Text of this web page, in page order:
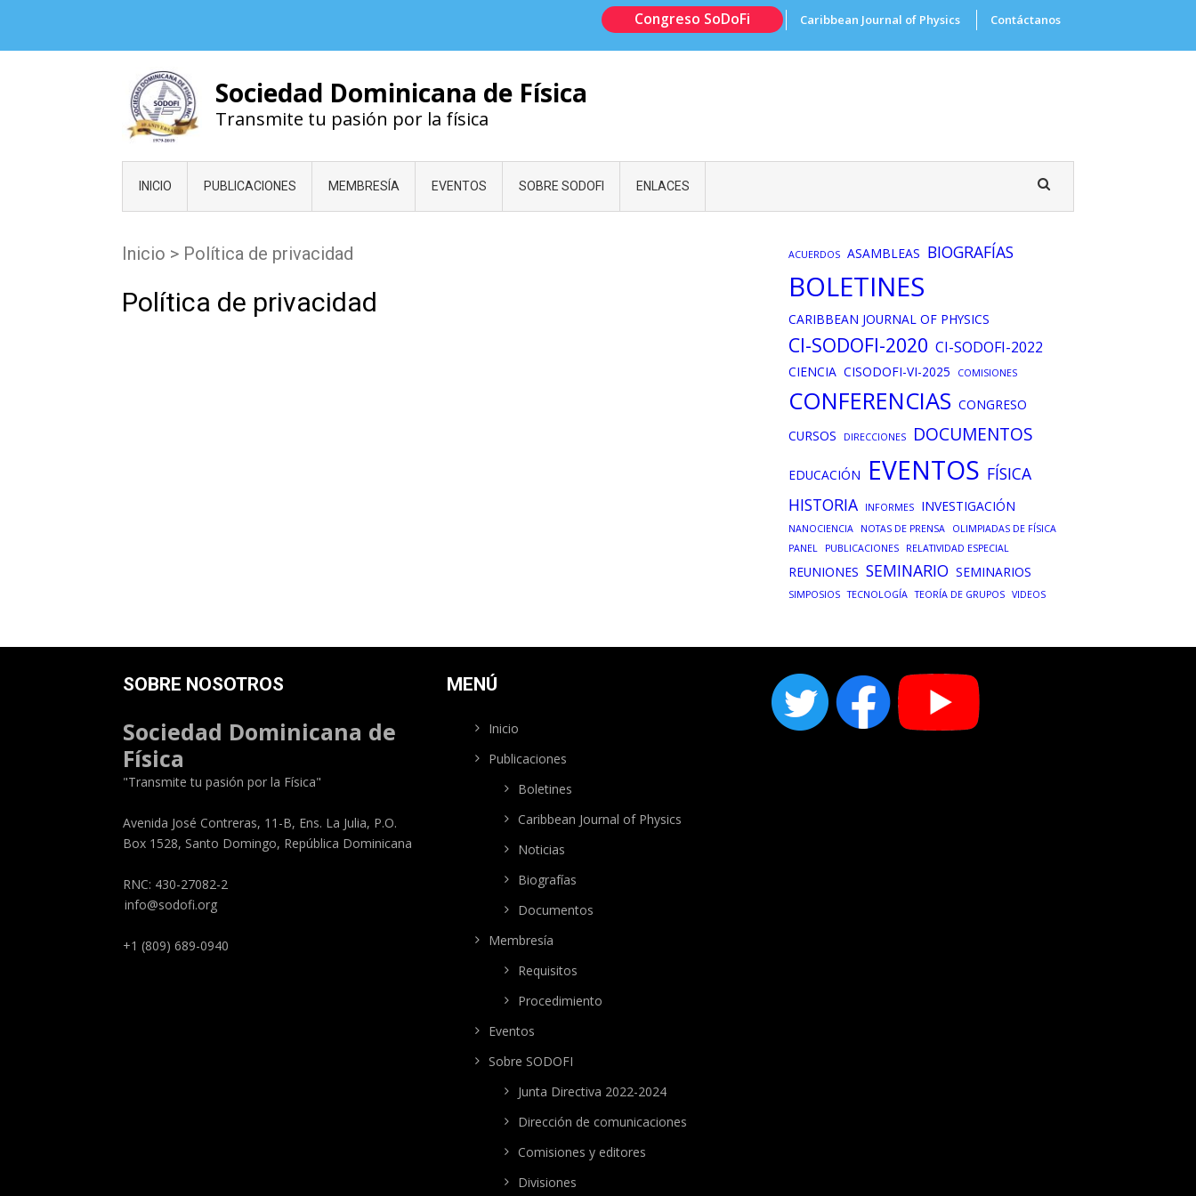
Congreso SoDoFi Caribbean Journal of Physics Contáctanos
Sociedad Dominicana de Física
Transmite tu pasión por la física
INICIO PUBLICACIONES MEMBRESÍA EVENTOS SOBRE SODOFI ENLACES
Inicio > Política de privacidad
Política de privacidad
ACUERDOS ASAMBLEAS BIOGRAFÍAS
BOLETINES
CARIBBEAN JOURNAL OF PHYSICS
CI-SODOFI-2020 CI-SODOFI-2022
CIENCIA CISODOFI-VI-2025 COMISIONES
CONFERENCIAS CONGRESO
CURSOS
DIRECCIONES DOCUMENTOS
EDUCACIÓN EVENTOS FÍSICA
HISTORIA
INFORMES INVESTIGACIÓN
NANOCIENCIA NOTAS DE PRENSA
OLIMPIADAS DE FÍSICA
PANEL
PUBLICACIONES RELATIVIDAD ESPECIAL
REUNIONES SEMINARIO SEMINARIOS
SIMPOSIOS TECNOLOGÍA TEORÍA DE GRUPOS VIDEOS
SOBRE NOSOTROS
Sociedad Dominicana de
Física
"Transmite tu pasión por la Física"
Avenida José Contreras, 11-B, Ens. La Julia, P.O.
Box 1528, Santo Domingo, República Dominicana
RNC: 430-27082-2
info@sodofi.org
+1 (809) 689-0940
MENÚ
Inicio
Publicaciones
Boletines
Caribbean Journal of Physics
Noticias
Biografías
Documentos
Membresía
Requisitos
Procedimiento
Eventos
Sobre SODOFI
Junta Directiva 2022-2024
Dirección de comunicaciones
Comisiones y editores
Divisiones